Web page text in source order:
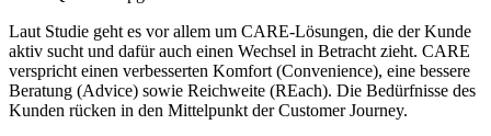
Laut Studie geht es vor allem um CARE-Lösungen, die der Kunde
aktiv sucht und dafür auch einen Wechsel in Betracht zieht. CARE
verspricht einen verbesserten Komfort (Convenience), eine bessere
Beratung (Advice) sowie Reichweite (REach). Die Bedürfnisse des
Kunden rücken in den Mittelpunkt der Customer Journey.